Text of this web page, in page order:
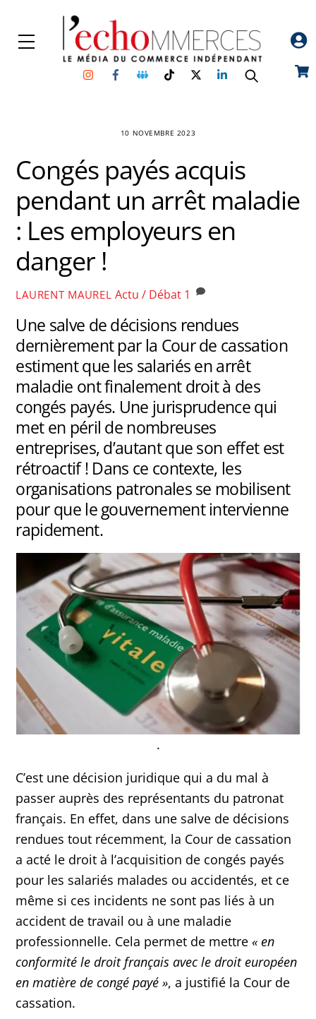
content
Menu
InstagramFacebookGroupe
Facebook
TikTokTwitterLinkedin
10 NOVEMBRE 2023
Congés payés acquis
pendant un arrêt maladie
: Les employeurs en
danger !
LAURENT MAUREL Actu / Débat 1
Une salve de décisions rendues
dernièrement par la Cour de cassation
estiment que les salariés en arrêt
maladie ont finalement droit à des
congés payés. Une jurisprudence qui
met en péril de nombreuses
entreprises, d’autant que son effet est
rétroactif ! Dans ce contexte, les
organisations patronales se mobilisent
pour que le gouvernement intervienne
rapidement.
.
C’est une décision juridique qui a du mal à
passer auprès des représentants du patronat
français. En effet, dans une salve de décisions
rendues tout récemment, la Cour de cassation
a acté le droit à l’acquisition de congés payés
pour les salariés malades ou accidentés, et ce
même si ces incidents ne sont pas liés à un
accident de travail ou à une maladie
professionnelle. Cela permet de mettre« en
conformité le droit français avec le droit européen
en matière de congé payé », a justifié la Cour de
cassation.